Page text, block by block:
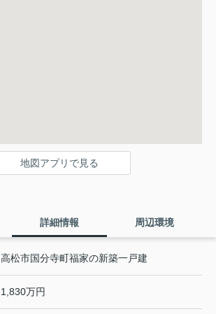
地図アプリで見る
詳細情報 周辺環境
高松市国分寺町福家の新築一戸建
1,830万円